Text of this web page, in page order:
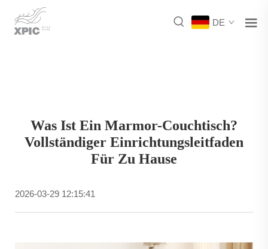
DE
Was Ist Ein Marmor-Couchtisch?
Vollständiger Einrichtungsleitfaden
Für Zu Hause
2026-03-29 12:15:41